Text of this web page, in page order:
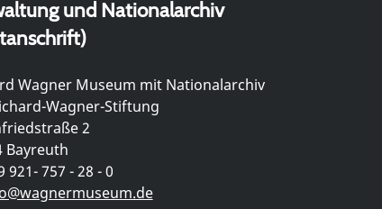
und Nationalarchiv
Wagner Museum mit Nationalarchiv
Wagner-Stiftung
2
Bayreuth
921- 757 - 28 - 0